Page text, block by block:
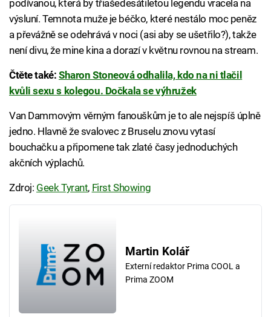
podívanou, která by třiašedesátiletou legendu vracela na
výsluní. Temnota muže je béčko, které nestálo moc peněz
a převážně se odehrává v noci (asi aby se ušetřilo?), takže
není divu, že mine kina a dorazí v květnu rovnou na stream.
Čtěte také: Sharon Stoneová odhalila, kdo na ni tlačil
kvůli sexu s kolegou. Dočkala se výhružek
Van Dammovým věrným fanouškům je to ale nejspíš úplně
jedno. Hlavně že svalovec z Bruselu znovu vytasí
bouchačku a připomene tak zlaté časy jednoduchých
akčních výplachů.
Zdroj: Geek Tyrant, First Showing
Martin Kolář
Externí redaktor Prima COOL a
Prima ZOOM